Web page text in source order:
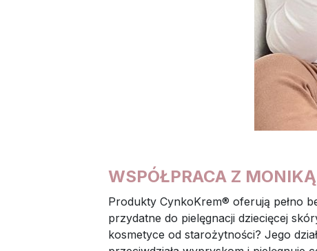
WSPÓŁPRACA Z
Produkty CynkoKrem® oferują pełno
przydatne do pielęgnacji dziecięcej
kosmetyce od starożytności? Jego